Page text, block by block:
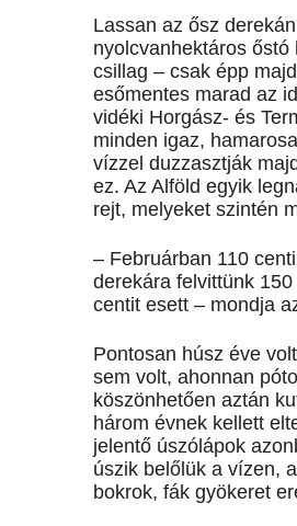
Lassan az ősz
nyolcvanhektáros
csillag – csak épp
esőmentes marad az
vidéki Horgász- és
minden igaz,
vízzel duzzasztják
ez. Az Alföld egyik
rejt, melyeket szintén
– Februárban 110
derekára felvittünk
centit esett – mondja
Pontosan húsz éve
sem volt, ahonnan
köszönhetően aztán
három évnek kellett
jelentő úszólápok
úszik belőlük a vízen,
bokrok, fák gyökeret